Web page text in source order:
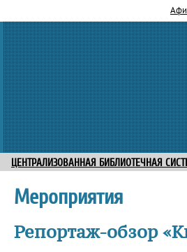
ЦЕНТРАЛИЗОВАННАЯ БИБЛИОТЕЧНАЯ
Мероприятия
Репортаж-обзор